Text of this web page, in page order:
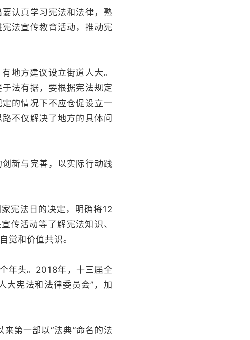
认真学习宪法和法律，熟
法宣传教育活动，推动宪
地方建议设立街道人大。
法有据，要根据宪法规定
的情况下不应仓促设立一
不仅解决了地方的具体问
新与完善，以实际行动践
宪法日的决定，明确将12
传活动等了解宪法知识、
觉和价值共识。
年头。2018年，十三届全
大宪法和法律委员会”，加
第一部以“法典”命名的法